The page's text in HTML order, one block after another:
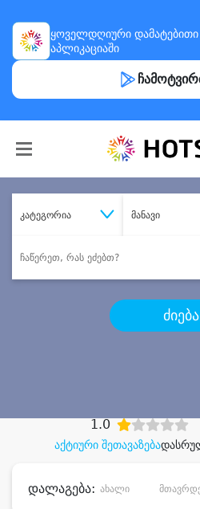
ყოველდღიური
აპლიკაციაში
კატეგორია მანავი
ძიება
აქტიური შეთავაზება
1.0
დალაგება: ახალი